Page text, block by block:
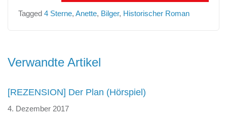
Tagged 4 Sterne, Anette, Bilger, Historischer Roman
Verwandte Artikel
[REZENSION] Der Plan (Hörspiel)
4. Dezember 2017
Beitragsnavigation